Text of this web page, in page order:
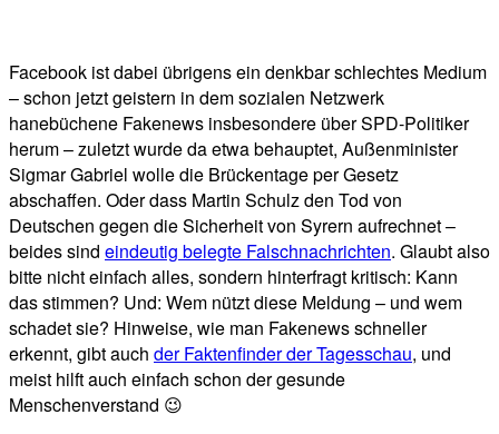
Facebook ist dabei übrigens ein denkbar schlechtes Medium
– schon jetzt geistern in dem sozialen Netzwerk
hanebüchene Fakenews insbesondere über SPD-Politiker
herum – zuletzt wurde da etwa behauptet, Außenminister
Sigmar Gabriel wolle die Brückentage per Gesetz
abschaffen. Oder dass Martin Schulz den Tod von
Deutschen gegen die Sicherheit von Syrern aufrechnet –
beides sind eindeutig belegte Falschnachrichten. Glaubt also
bitte nicht einfach alles, sondern hinterfragt kritisch: Kann
das stimmen? Und: Wem nützt diese Meldung – und wem
schadet sie? Hinweise, wie man Fakenews schneller
erkennt, gibt auch der Faktenfinder der Tagesschau, und
meist hilft auch einfach schon der gesunde
Menschenverstand 😉